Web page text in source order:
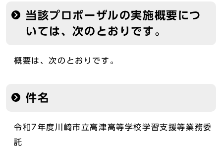
当該プロポーザルの実施概要につ
いては、次のとおりです。
概要は、次のとおりです。
件名
令和7年度川崎市立高津高等学校学習支援等業務委
託